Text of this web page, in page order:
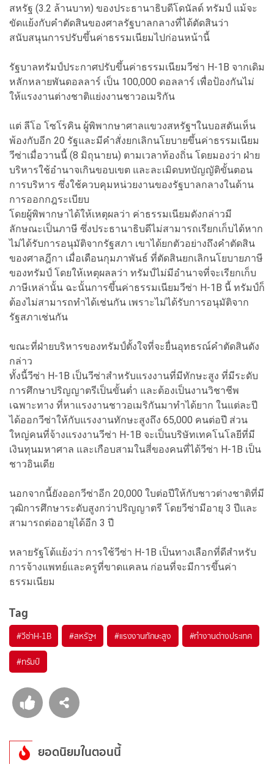
สหรัฐ (3.2 ล้านบาท) ของประธานาธิบดีโดนัลด์ ทรัมป์ แม้จะ
ขัดแย้งกับคําตัดสินของศาลรัฐบาลกลางที่ได้ตัดสินว่า
สนับสนุนการปรับขึ้นค่าธรรมเนียมไปก่อนหน้านี้
รัฐบาลทรัมป์ประกาศปรับขึ้นค่าธรรมเนียมวีซ่า H-1B จากเดิม
หลักหลายพันดอลลาร์ เป็น 100,000 ดอลลาร์ เพื่อป้องกันไม่
ให้แรงงานต่างชาติแย่งงานชาวอเมริกัน
แต่ ลีโอ โซโรคิน ผู้พิพากษาศาลแขวงสหรัฐฯในบอสตันเห็น
พ้องกับอีก 20 รัฐและมีคำสั่งยกเลิกนโยบายขึ้นค่าธรรมเนียม
วีซ่าเมื่อวานนี้ (8 มิถุนายน) ตามเวลาท้องถิ่น โดยมองว่า ฝ่าย
บริหารใช้อํานาจเกินขอบเขต และละเมิดบทบัญญัติขั้นตอน
การบริหาร ซึ่งใช้ควบคุมหน่วยงานของรัฐบาลกลางในด้าน
การออกกฎระเบียบ
โดยผู้พิพากษาได้ให้เหตุผลว่า ค่าธรรมเนียมดังกล่าวมี
ลักษณะเป็นภาษี ซึ่งประธานาธิบดีไม่สามารถเรียกเก็บได้หาก
ไม่ได้รับการอนุมัติจากรัฐสภา เขาได้ยกตัวอย่างถึงคำตัดสิน
ของศาลฎีกา เมื่อเดือนกุมภาพันธ์ ที่ตัดสินยกเลิกนโยบายภาษี
ของทรัมป์ โดยให้เหตุผลลว่า ทรัมป์ไม่มีอำนาจที่จะเรียกเก็บ
ภาษีเหล่านั้น ฉะนั้นการขึ้นค่าธรรมเนียมวีซ่า H-1B นี้ ทรัมป์ก็
ต้องไม่สามารถทำได้เช่นกัน เพราะไม่ได้รับการอนุมัติจาก
รัฐสภาเช่นกัน
ขณะที่ฝ่ายบริหารของทรัมป์ตั้งใจที่จะยื่นอุทธรณ์คำตัดสินดัง
กล่าว
ทั้งนี้วีซ่า H-1B เป็นวีซ่าสำหรับแรงงานที่มีทักษะสูง ที่มีระดับ
การศึกษาปริญญาตรีเป็นขั้นต่ำ และต้องเป็นงานวิชาชีพ
เฉพาะทาง ที่หาแรงงานชาวอเมริกันมาทำได้ยาก ในแต่ละปี
ได้ออกวีซ่าให้กับแรงงานทักษะสูงถึง 65,000 คนต่อปี ส่วน
ใหญ่คนที่จ้างแรงงานวีซ่า H-1B จะเป็นบริษัทเทคโนโลยีที่มี
เงินทุนมหาศาล และเกือบสามในสี่ของคนที่ได้วีซ่า H-1B เป็น
ชาวอินเดีย
นอกจากนี้ยังออกวีซ่าอีก 20,000 ใบต่อปีให้กับชาวต่างชาติที่มี
วุฒิการศึกษาระดับสูงกว่าปริญญาตรี โดยวีซ่ามีอายุ 3 ปีและ
สามารถต่ออายุได้อีก 3 ปี
หลายรัฐโต้แย้งว่า การใช้วีซ่า H-1B เป็นทางเลือกที่ดีสำหรับ
การจ้างแพทย์และครูที่ขาดแคลน ก่อนที่จะมีการขึ้นค่า
ธรรมเนียม
Tag
#วีซ่าH-1B #สหรัฐฯ #แรงงานทักษะสูง #ทำงานต่างประเทศ
#ทรัมป์
ยอดนิยมในตอนนี้